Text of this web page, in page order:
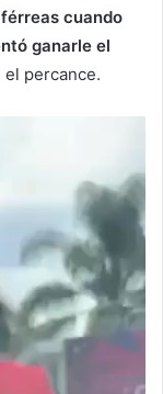
cuando
ganarle el
percance.